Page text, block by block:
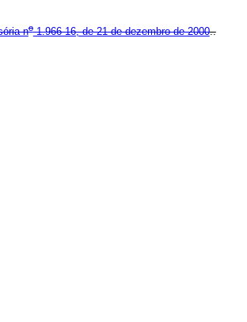
no1.966-16, de 21 de dezembro de 2000..